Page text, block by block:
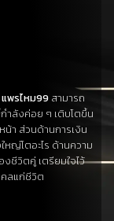
แพรไหม99 สามารถ
ำลังค่อย ๆ เติบโตขึ้น
า ส่วนด้านการเงิน
หญ่โตอะไร ด้านความ
ชีวิตคู่ เตรียมใจไว้
ลแก่ชีวิต